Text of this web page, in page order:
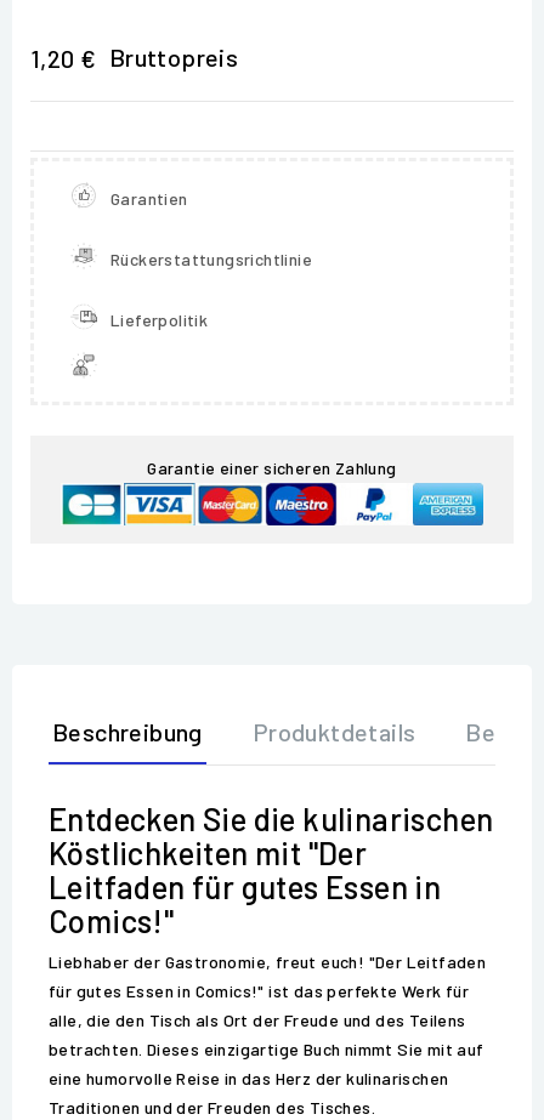
1,20 € Bruttopreis
Garantien
Rückerstattungsrichtlinie
Lieferpolitik
Garantie einer sicheren Zahlung
Beschreibung Produktdetails
Entdecken Sie die kulinarischen
Köstlichkeiten mit "Der
Leitfaden für gutes Essen in
Comics!"
Liebhaber der Gastronomie, freut euch! "Der Leitfaden
für gutes Essen in Comics!" ist das perfekte Werk für
alle, die den Tisch als Ort der Freude und des Teilens
betrachten. Dieses einzigartige Buch nimmt Sie mit auf
eine humorvolle Reise in das Herz der kulinarischen
Traditionen und der Freuden des Tisches.